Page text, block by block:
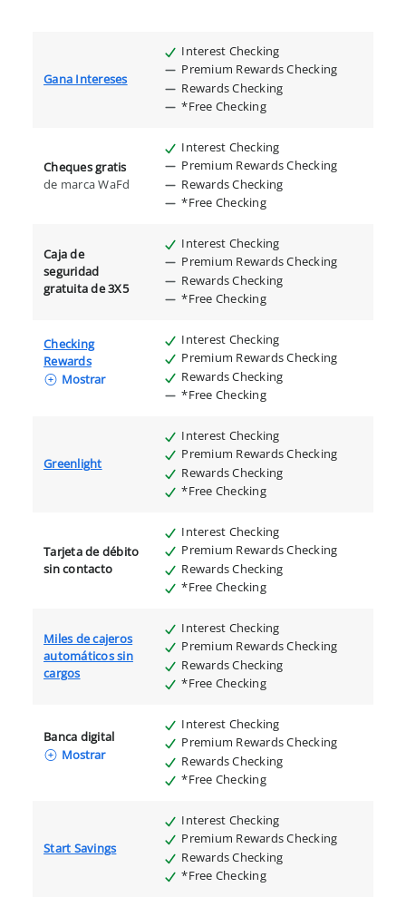
Gana Intereses
Interest Checking
Premium Rewards Checking
Rewards Checking
*Free Checking
Cheques gratis
de marca WaFd
Interest Checking
Premium Rewards Checking
Rewards Checking
*Free Checking
Caja de
seguridad
gratuita de 3X5
Interest Checking
Premium Rewards Checking
Rewards Checking
*Free Checking
Checking
Rewards
Mostrar
Interest Checking
Premium Rewards Checking
Rewards Checking
*Free Checking
Greenlight
Interest Checking
Premium Rewards Checking
Rewards Checking
*Free Checking
Tarjeta de débito
sin contacto
Interest Checking
Premium Rewards Checking
Rewards Checking
*Free Checking
Miles de cajeros
automáticos sin
cargos
Interest Checking
Premium Rewards Checking
Rewards Checking
*Free Checking
Banca digital
Mostrar
Interest Checking
Premium Rewards Checking
Rewards Checking
*Free Checking
Start Savings
Interest Checking
Premium Rewards Checking
Rewards Checking
*Free Checking